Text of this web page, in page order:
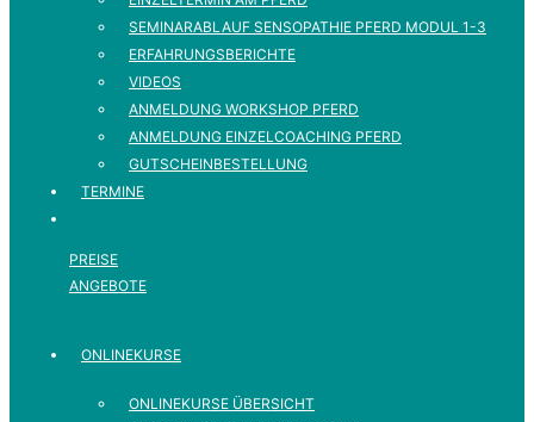
SEMINARABLAUF SENSOPATHIE PFERD MODUL 1-3
ERFAHRUNGSBERICHTE
VIDEOS
ANMELDUNG WORKSHOP PFERD
ANMELDUNG EINZELCOACHING PFERD
GUTSCHEINBESTELLUNG
TERMINE
PREISE
ANGEBOTE
ONLINEKURSE
ONLINEKURSE ÜBERSICHT